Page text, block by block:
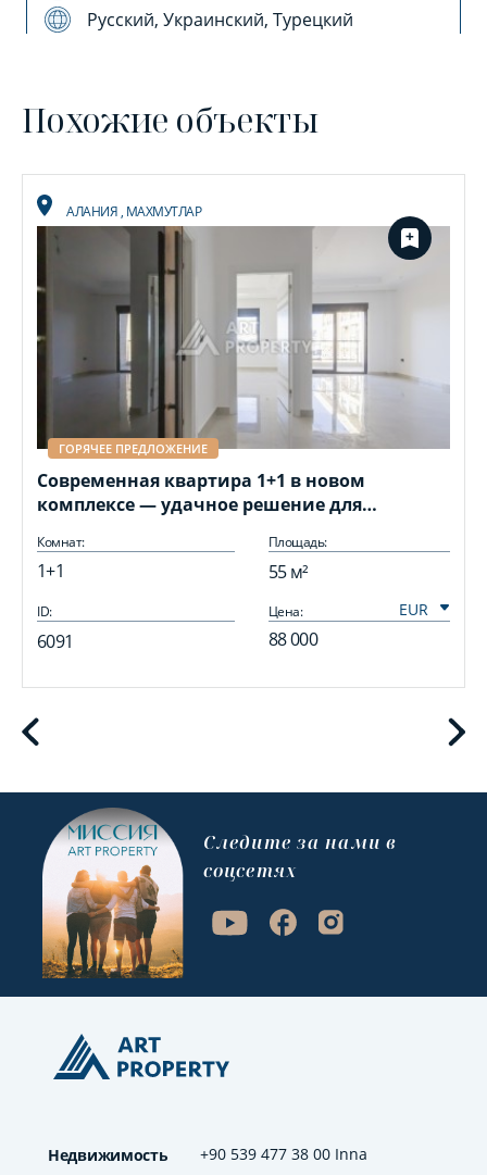
Русский, Украинский, Турецкий
Похожие объекты
АЛАНИЯ, МАХМУТЛАР
ГОРЯЧЕЕ ПРЕДЛОЖЕНИЕ
Современная квартира 1+1 в новом
комплексе — удачное решение для
Комнат:
1+1
Площадь:
55 м²
ID:
6091
Цена:
88 000
+90 539 477 38 00 Inna
Недвижимость
Cледите за нами в
соцсетях